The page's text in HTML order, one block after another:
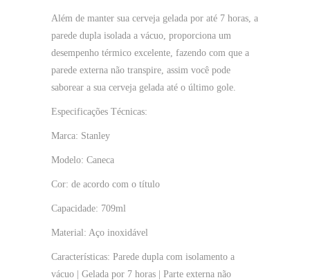
Além de manter sua cerveja gelada por até 7 horas, a
parede dupla isolada a vácuo, proporciona um
desempenho térmico excelente, fazendo com que a
parede externa não transpire, assim você pode
saborear a sua cerveja gelada até o último gole.
Especificações Técnicas:
Marca: Stanley
Modelo: Caneca
Cor: de acordo com o título
Capacidade: 709ml
Material: Aço inoxidável
Características: Parede dupla com isolamento a
vácuo | Gelada por 7 horas | Parte externa não